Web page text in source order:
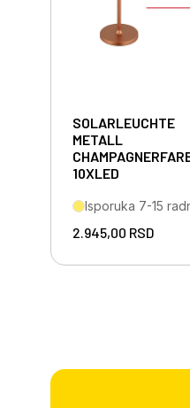
SOLARLEUCHTE
METALL
10XLED
Isporuka 7-15
2.945,00 RSD